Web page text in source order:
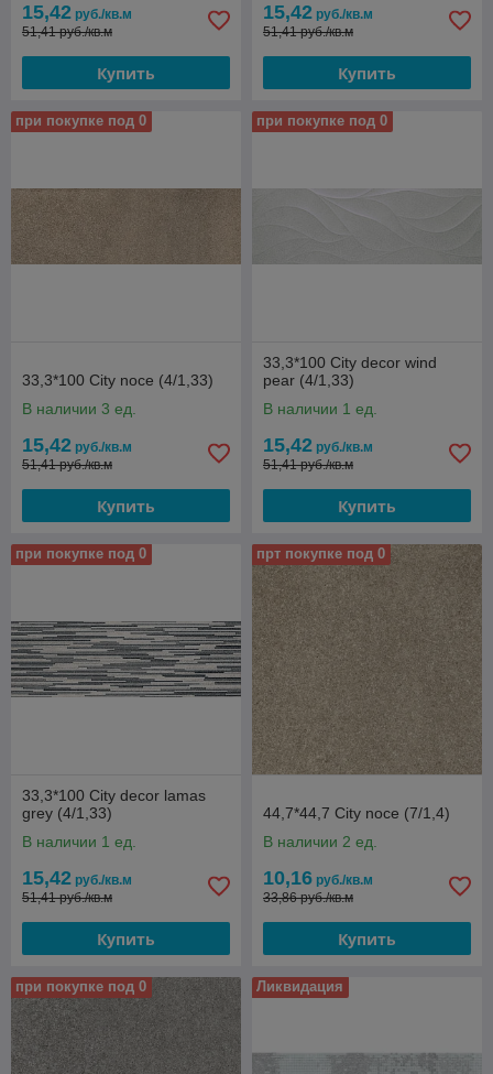
15,42 руб./кв.м
51,41 руб./кв.м
Купить
15,42 руб./кв.м
51,41 руб./кв.м
Купить
при покупке под 0
33,3*100 City noce (4/1,33)
В наличии 3 ед.
15,42 руб./кв.м
51,41 руб./кв.м
Купить
при покупке под 0
33,3*100 City decor wind
pear (4/1,33)
В наличии 1 ед.
15,42 руб./кв.м
51,41 руб./кв.м
Купить
при покупке под 0
33,3*100 City decor lamas
grey (4/1,33)
В наличии 1 ед.
15,42 руб./кв.м
51,41 руб./кв.м
Купить
прт покупке под 0
44,7*44,7 City noce (7/1,4)
В наличии 2 ед.
10,16 руб./кв.м
33,86 руб./кв.м
Купить
при покупке под 0 Ликвидация